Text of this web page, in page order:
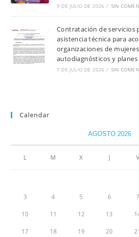
9 DE JULIO DE 2026 / SIN
Contratación de servicios
asistencia técnica para
organizaciones de
autodiagnósticos y
7 DE JULIO DE 2026 / SIN
Calendar
AGOSTO 2026
L M X J V
3 4 5 6 7
10 11 12 13
17 18 19 20 21